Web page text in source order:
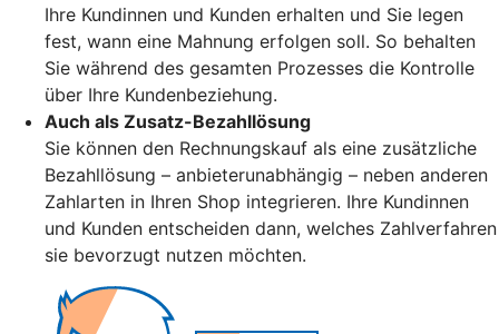
Ihre Kundinnen und Kunden erhalten und Sie legen
fest, wann eine Mahnung erfolgen soll. So behalten
Sie während des gesamten Prozesses die Kontrolle
über Ihre Kundenbeziehung.
Auch als Zusatz-Bezahllösung
Sie können den Rechnungskauf als eine zusätzliche
Bezahllösung – anbieterunabhängig – neben anderen
Zahlarten in Ihren Shop integrieren. Ihre Kundinnen
und Kunden entscheiden dann, welches Zahlverfahren
sie bevorzugt nutzen möchten.